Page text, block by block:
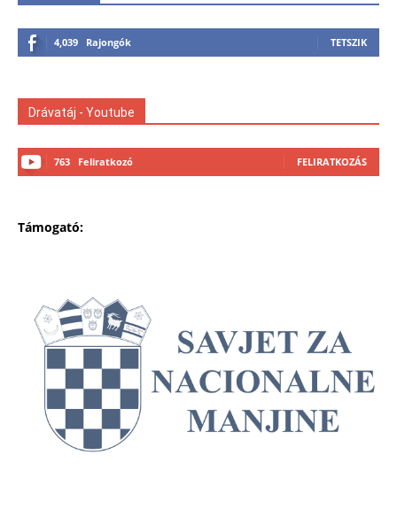
4,039 Rajongók TETSZIK
Drávatáj - Youtube
763 Feliratkozó FELIRATKOZÁS
Támogató: